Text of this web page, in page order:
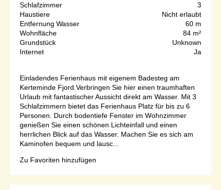
Schlafzimmer
3
Haustiere
Nicht erlaubt
Entfernung Wasser
60 m
Wohnfläche
84 m²
Grundstück
Unknown
Internet
Ja
Einladendes Ferienhaus mit eigenem Badesteg am
Kerteminde Fjord.Verbringen Sie hier einen traumhaften
Urlaub mit fantastischer Aussicht direkt am Wasser. Mit 3
Schlafzimmern bietet das Ferienhaus Platz für bis zu 6
Personen. Durch bodentiefe Fenster im Wohnzimmer
genießen Sie einen schönen Lichteinfall und einen
herrlichen Blick auf das Wasser. Machen Sie es sich am
Kaminofen bequem und lausc...
Zu Favoriten hinzufügen